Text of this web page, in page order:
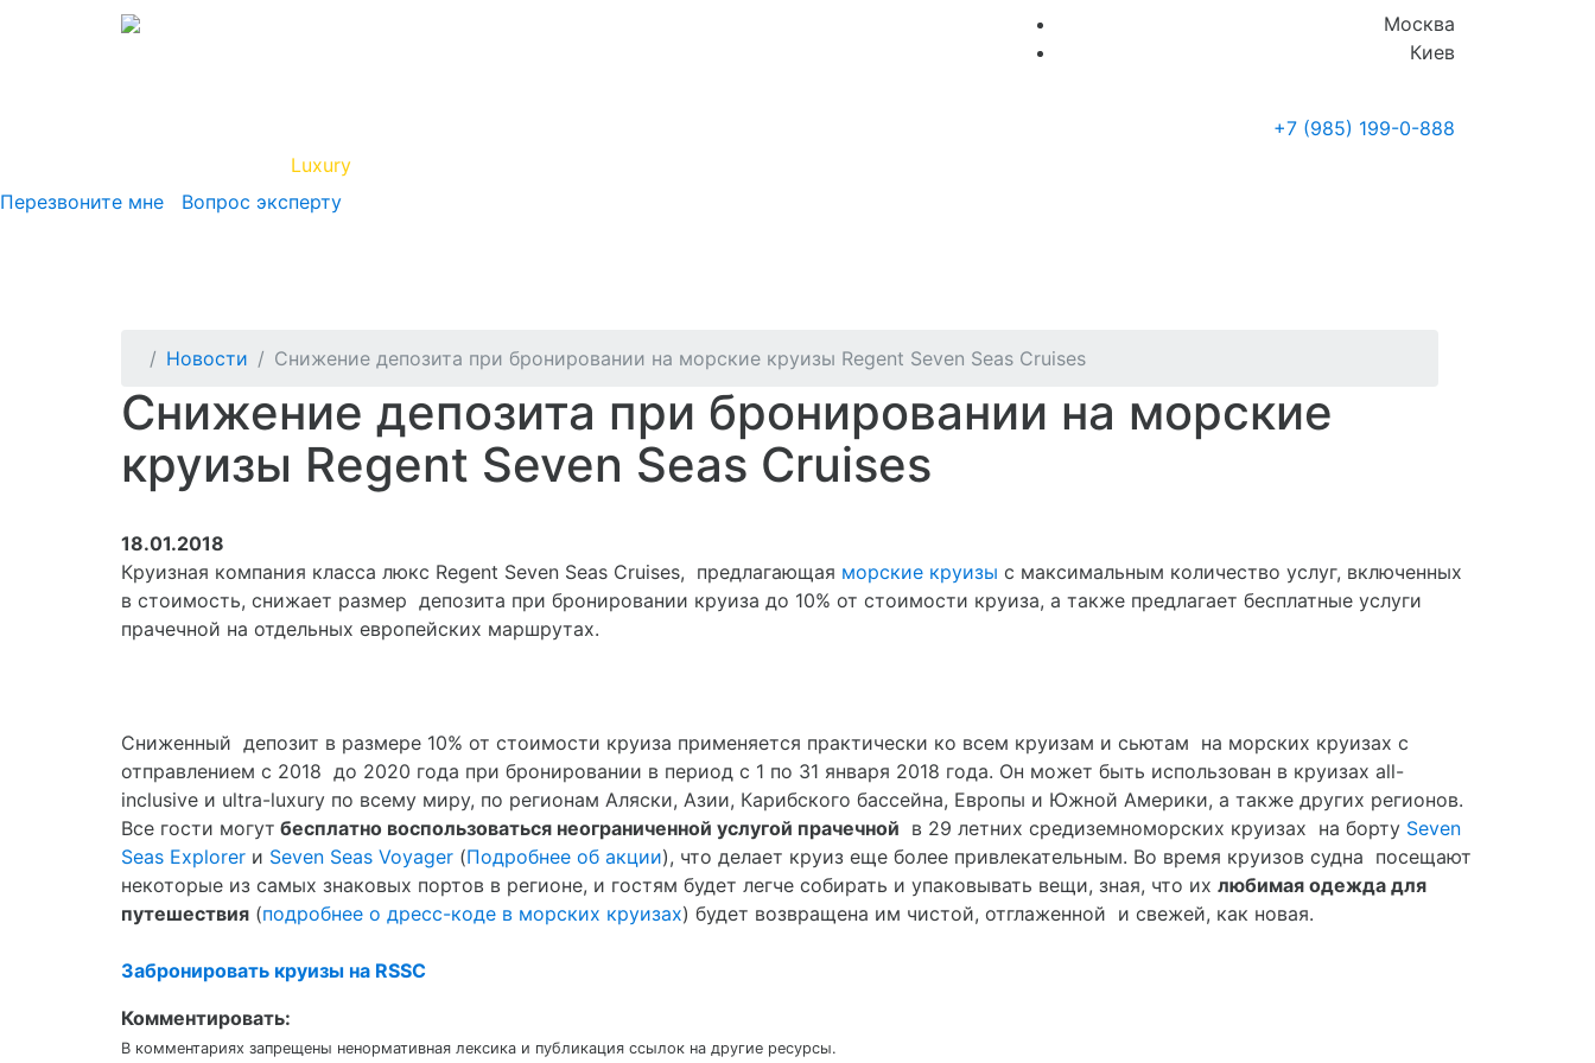
Москва
Киев
+7 (985) 199-0-888
Luxury
Перезвоните мне
Вопрос эксперту
Новости Снижение депозита при бронировании на морские круизы Regent Seven Seas Cruises
Снижение депозита при бронировании на морские
круизы Regent Seven Seas Cruises
18.01.2018
Круизная компания класса люкс Regent Seven Seas Cruises, предлагающая морские круизы с максимальным количество услуг, включенных
в стоимость, снижает размер депозита при бронировании круиза до 10% от стоимости круиза, а также предлагает бесплатные услуги
прачечной на отдельных европейских маршрутах.
Сниженный депозит в размере 10% от стоимости круиза применяется практически ко всем круизам и сьютам на морских круизах с
отправлением c 2018 до 2020 года при бронировании в период с 1 по 31 января 2018 года. Он может быть использован в круизах all-
inclusive и ultra-luxury по всему миру, по регионам Аляски, Азии, Карибского бассейна, Европы и Южной Америки, а также других регионов.
Все гости могут бесплатно воспользоваться неограниченной услугой прачечной в 29 летних средиземноморских круизах на борту Seven
Seas Explorer и Seven Seas Voyager (Подробнее об акции), что делает круиз еще более привлекательным. Во время круизов судна посещают
некоторые из самых знаковых портов в регионе, и гостям будет легче собирать и упаковывать вещи, зная, что их любимая одежда для
путешествия (подробнее о дресс-коде в морских круизах) будет возвращена им чистой, отглаженной и свежей, как новая.
Забронировать круизы на RSSC
Комментировать:
В комментариях запрещены ненормативная лексика и публикация ссылок на другие ресурсы.